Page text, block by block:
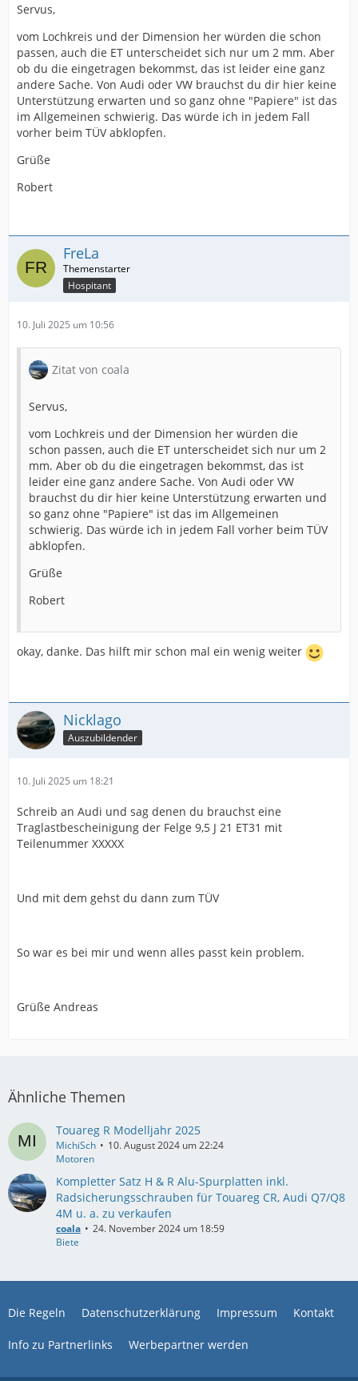
Servus,
vom Lochkreis und der Dimension her würden die schon
passen, auch die ET unterscheidet sich nur um 2 mm. Aber
ob du die eingetragen bekommst, das ist leider eine ganz
andere Sache. Von Audi oder VW brauchst du dir hier keine
Unterstützung erwarten und so ganz ohne "Papiere" ist das
im Allgemeinen schwierig. Das würde ich in jedem Fall
vorher beim TÜV abklopfen.
Grüße
Robert
FreLa
Hospitant
10. Juli 2025 um 10:56
Zitat von coala
Servus,
vom Lochkreis und der Dimension her würden die
schon passen, auch die ET unterscheidet sich nur um 2
mm. Aber ob du die eingetragen bekommst, das ist
leider eine ganz andere Sache. Von Audi oder VW
brauchst du dir hier keine Unterstützung erwarten und
so ganz ohne "Papiere" ist das im Allgemeinen
schwierig. Das würde ich in jedem Fall vorher beim TÜV
abklopfen.
Grüße
Robert
okay, danke. Das hilft mir schon mal ein wenig weiter
Nicklago
Auszubildender
10. Juli 2025 um 18:21
Schreib an Audi und sag denen du brauchst eine
Traglastbescheinigung der Felge 9,5 J 21 ET31 mit
Teilenummer XXXXX
Und mit dem gehst du dann zum TÜV
So war es bei mir und wenn alles passt kein problem.
Grüße Andreas
Ähnliche Themen
Touareg R Modelljahr 2025
MichiSch
10. August 2024 um 22:24
Motoren
Kompletter Satz H & R Alu-Spurplatten inkl.
Radsicherungsschrauben für Touareg CR, Audi Q7/Q8
4M u. a. zu verkaufen
coala
24. November 2024 um 18:59
Biete
Die Regeln Datenschutzerklärung Impressum Kontakt
Info zu Partnerlinks Werbepartner werden